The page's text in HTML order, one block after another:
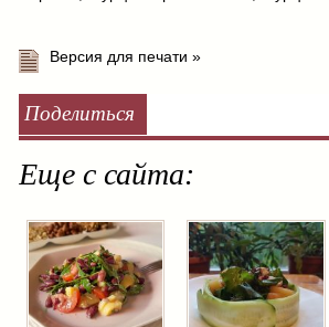
Версия для печати »
Поделиться
Еще с сайта: